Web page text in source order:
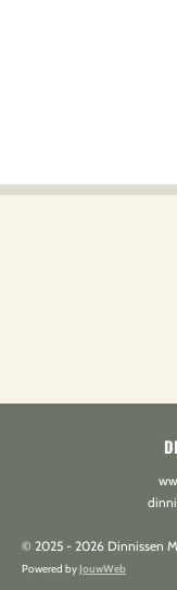
© 2025 - 2026 Dinnissen
Powered by JouwWeb